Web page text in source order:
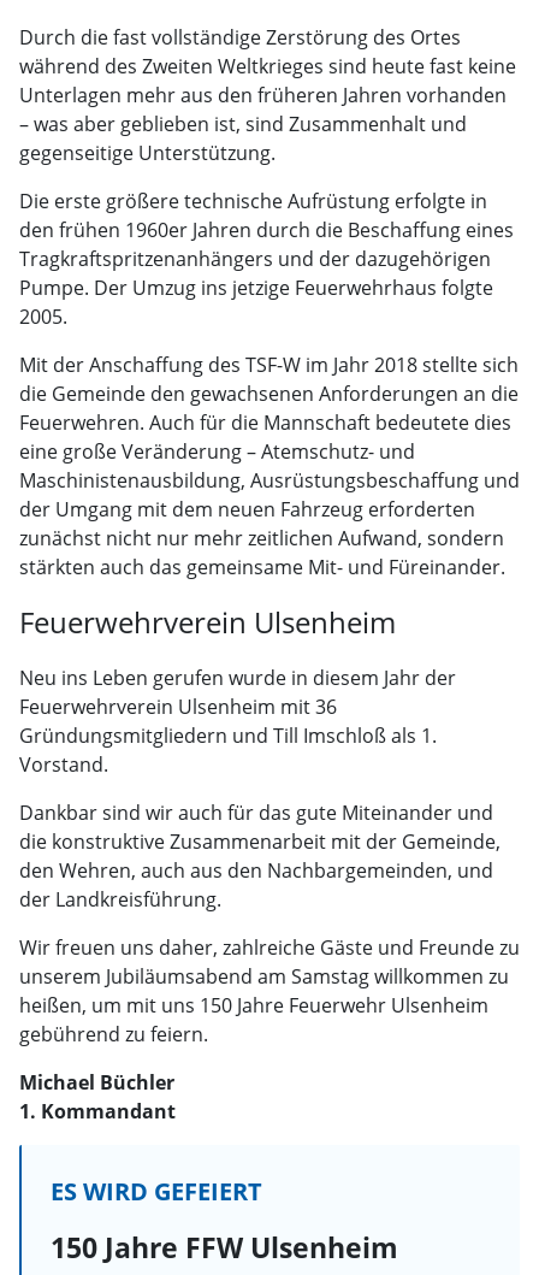
Durch die fast vollständige Zerstörung des Ortes
während des Zweiten Weltkrieges sind heute fast keine
Unterlagen mehr aus den früheren Jahren vorhanden
– was aber geblieben ist, sind Zusammenhalt und
gegenseitige Unterstützung.
Die erste größere technische Aufrüstung erfolgte in
den frühen 1960er Jahren durch die Beschaffung eines
Tragkraftspritzenanhängers und der dazugehörigen
Pumpe. Der Umzug ins jetzige Feuerwehrhaus folgte
2005.
Mit der Anschaffung des TSF-W im Jahr 2018 stellte sich
die Gemeinde den gewachsenen Anforderungen an die
Feuerwehren. Auch für die Mannschaft bedeutete dies
eine große Veränderung – Atemschutz- und
Maschinistenausbildung, Ausrüstungsbeschaffung und
der Umgang mit dem neuen Fahrzeug erforderten
zunächst nicht nur mehr zeitlichen Aufwand, sondern
stärkten auch das gemeinsame Mit- und Füreinander.
Feuerwehrverein Ulsenheim
Neu ins Leben gerufen wurde in diesem Jahr der
Feuerwehrverein Ulsenheim mit 36
Gründungsmitgliedern und Till Imschloß als 1.
Vorstand.
Dankbar sind wir auch für das gute Miteinander und
die konstruktive Zusammenarbeit mit der Gemeinde,
den Wehren, auch aus den Nachbargemeinden, und
der Landkreisführung.
Wir freuen uns daher, zahlreiche Gäste und Freunde zu
unserem Jubiläumsabend am Samstag willkommen zu
heißen, um mit uns 150 Jahre Feuerwehr Ulsenheim
gebührend zu feiern.
Michael Büchler
1. Kommandant
ES WIRD GEFEIERT
150 Jahre FFW Ulsenheim